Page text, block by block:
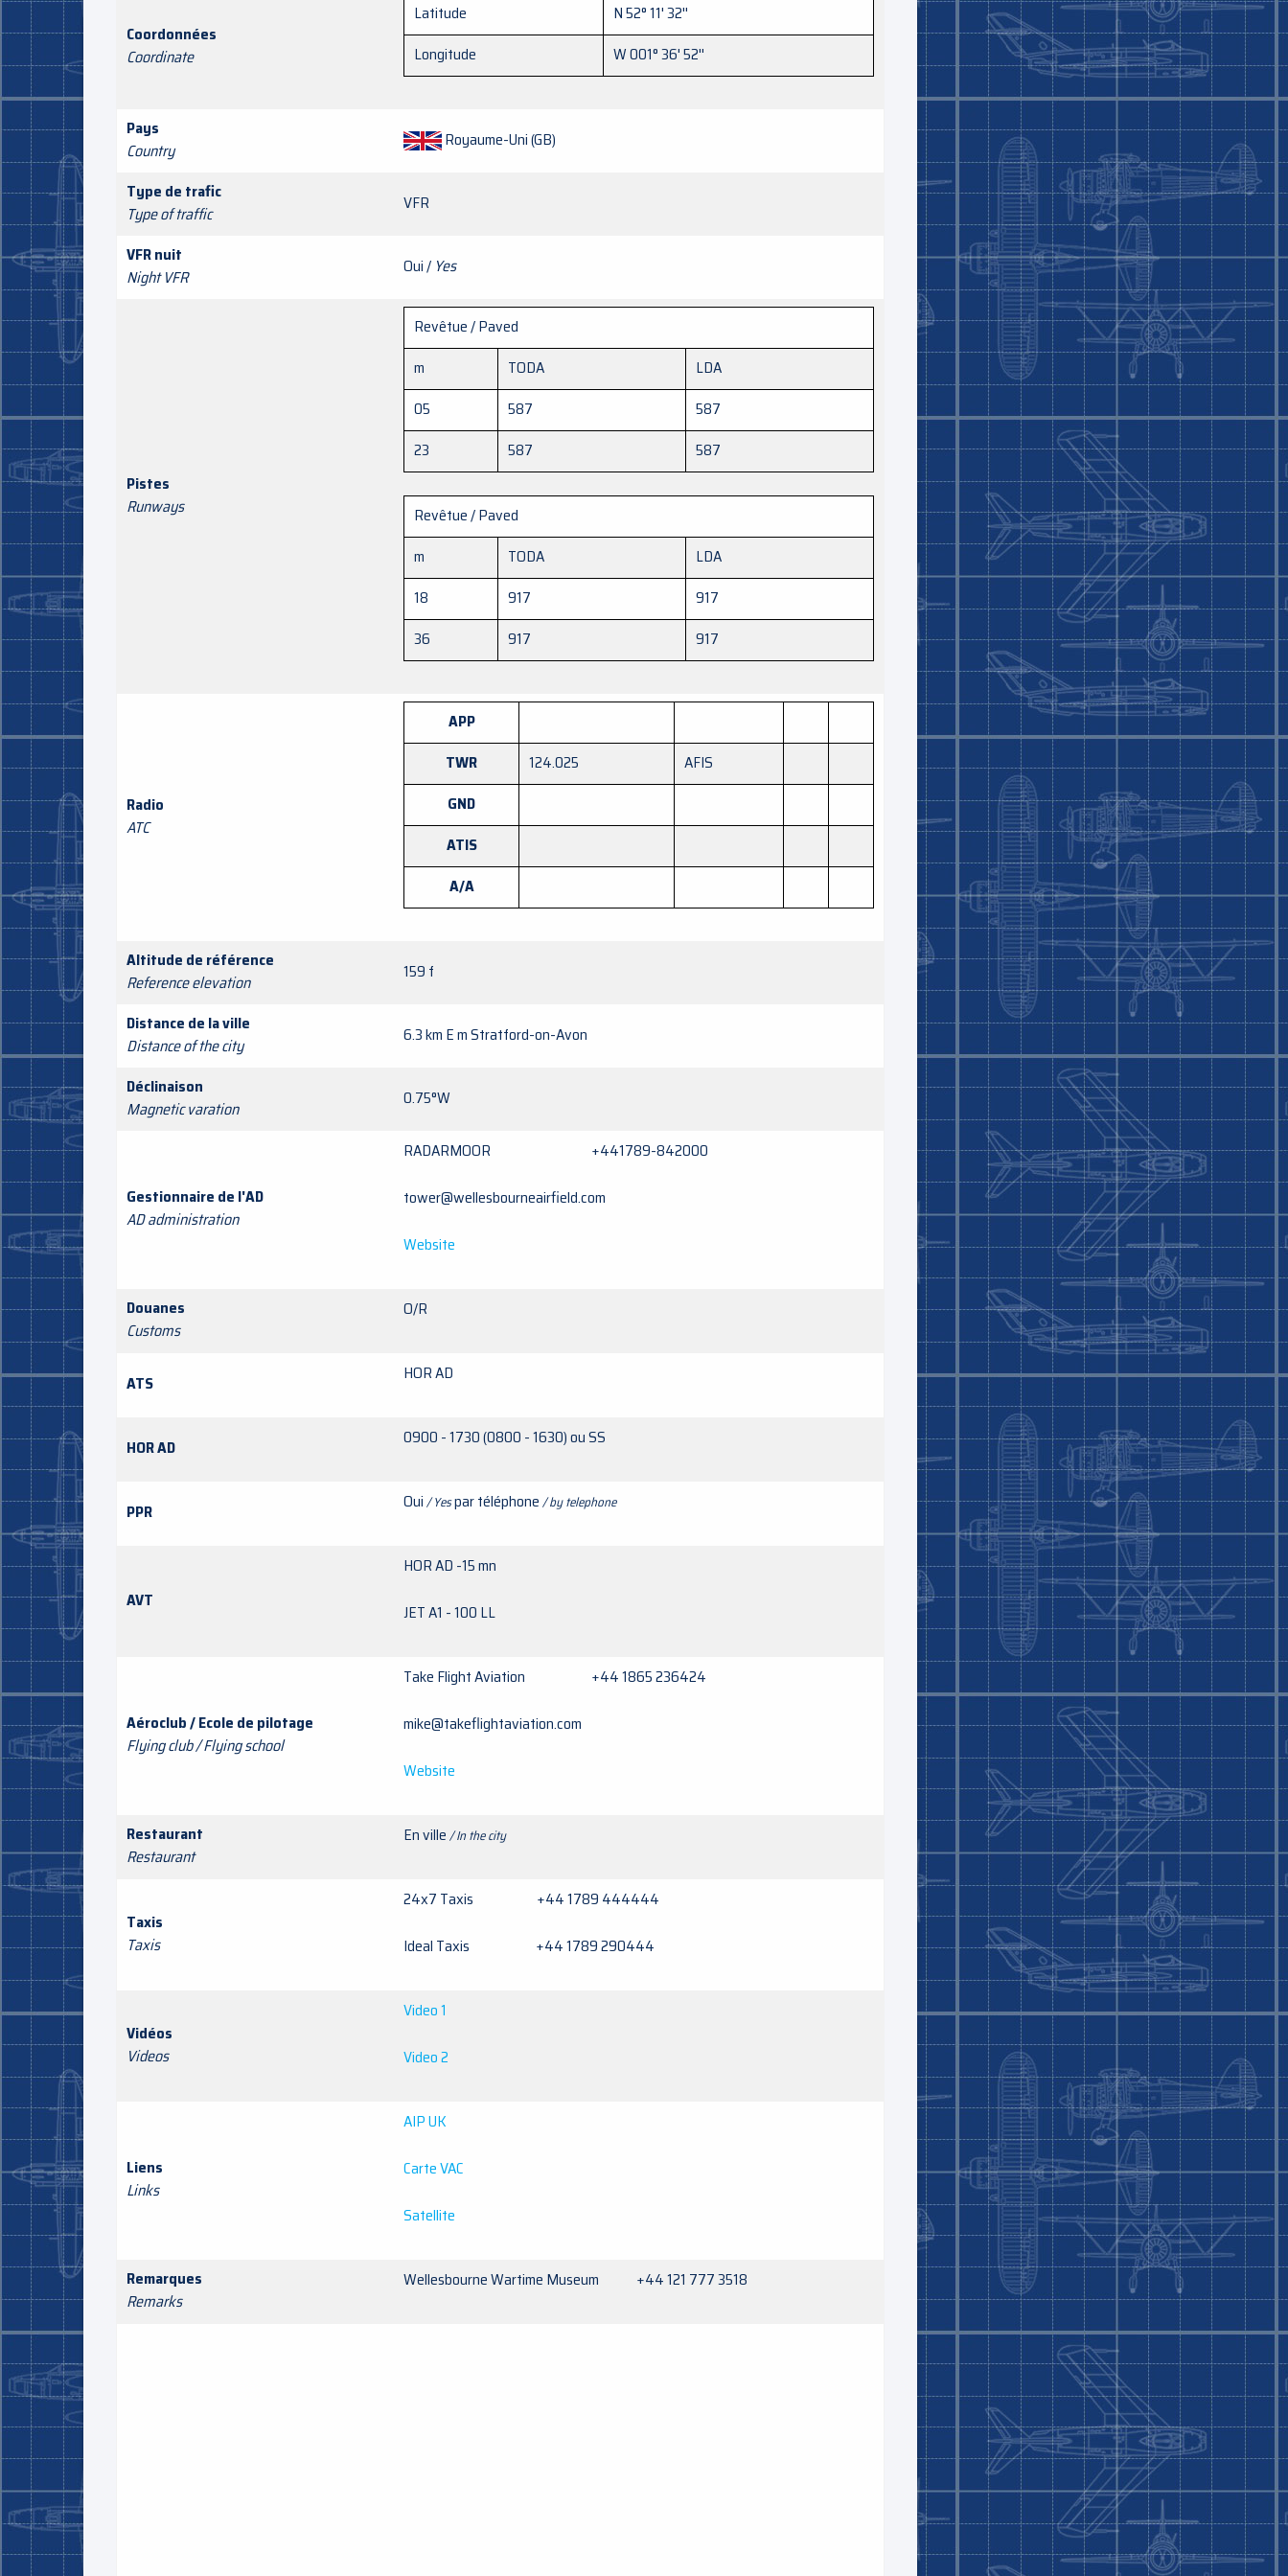
Coordonnées
Coordinate
Latitude
N 52° 11' 32''
Longitude
W 001° 36' 52''
Pays
Country
Royaume-Uni (GB)
Type de trafic
Type of traffic
VFR
VFR nuit
Night VFR
Oui / Yes
Pistes
Runways
Revêtue / Paved
m
TODA
LDA
05
587
587
23
587 587
Revêtue / Paved
m
TODA
LDA
18
917
917
36
917 917
Radio
ATC
APP
TWR
124.025
AFIS
GND
ATIS
A/A
Altitude de référence
Reference elevation
159 f
Distance de la ville
Distance of the city
6.3 km E m Stratford-on-Avon
Déclinaison
Magnetic varation
0.75°W
Gestionnaire de l'AD
AD administration
RADARMOOR +441789-842000
tower@wellesbourneairfield.com
Website
Douanes
Customs
O/R
ATS HOR AD
HOR AD 0900 - 1730 (0800 - 1630) ou SS
PPR Oui/ Yespar téléphone/ by telephone
AVT
HOR AD -15 mn
JET A1 - 100 LL
Aéroclub / Ecole de pilotage
Flying club / Flying school
Take Flight Aviation +44 1865 236424
mike@takeflightaviation.com
Website
Restaurant
Restaurant
En ville/ In the city
Taxis
Taxis
24x7 Taxis +44 1789 444444
Ideal Taxis +44 1789 290444
Vidéos
Videos
Video 1
Video 2
Liens
Links
AIP UK
Carte VAC
Satellite
Remarques
Remarks
Wellesbourne Wartime Museum +44 121 777 3518